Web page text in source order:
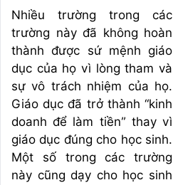
Nhiều trường trong các
trường này đã không hoàn
thành được sứ mệnh giáo
dục của họ vì lòng tham và
sự vô trách nhiệm của họ.
Giáo dục đã trở thành “kinh
doanh để làm tiền” thay vì
giáo dục đúng cho học sinh.
Một số trong các trường
này cũng dạy cho học sinh